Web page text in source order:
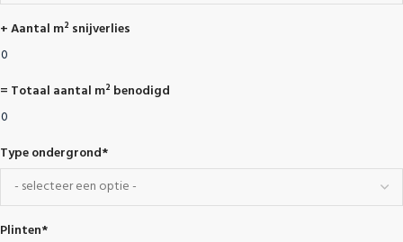
+ Aantal m² snijverlies
= Totaal aantal m² benodigd
Type ondergrond*
Plinten*